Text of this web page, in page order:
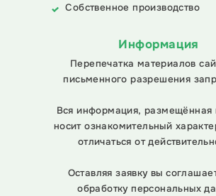
Собственное производство
Информация
Перепечатка материалов
письменного разрешения
Вся информация, размещённая
носит ознакомительный
отличаться от
Оставляя заявку вы
обработку персональных